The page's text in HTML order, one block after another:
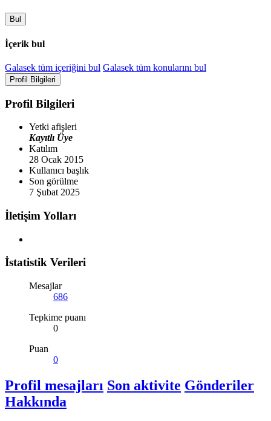
Bul
İçerik bul
Galasek tüm içeriğini bul Galasek tüm konularını bul
Profil Bilgileri
Profil Bilgileri
Yetki afişleri
Kayıtlı Üye
Katılım
28 Ocak 2015
Kullanıcı başlık
Son görülme
7 Şubat 2025
İletişim Yolları
İstatistik Verileri
Mesajlar
686
Tepkime puanı
0
Puan
0
Profil mesajları Son aktivite Gönderiler
Hakkında